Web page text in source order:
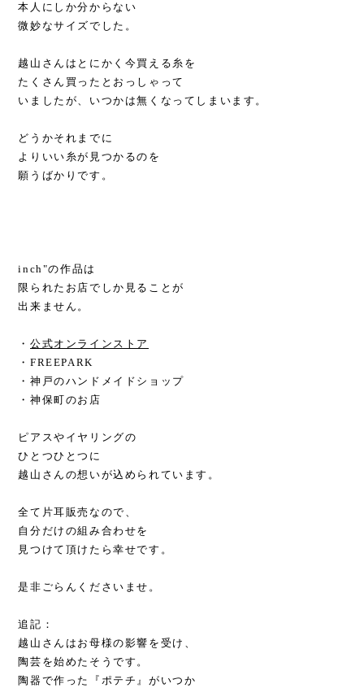
本人にしか分からない
微妙なサイズでした。
越山さんはとにかく今買える糸を
たくさん買ったとおっしゃって
いましたが、いつかは無くなってしまいます。
どうかそれまでに
よりいい糸が見つかるのを
願うばかりです。
inch"の作品は
限られたお店でしか見ることが
出来ません。
・ 公式オンラインストア
・FREEPARK
・神戸のハンドメイドショップ
・神保町のお店
ピアスやイヤリングの
ひとつひとつに
越山さんの想いが込められています。
全て片耳販売なので、
自分だけの組み合わせを
見つけて頂けたら幸せです。
是非ごらんくださいませ。
追記：
越山さんはお母様の影響を受け、
陶芸を始めたそうです。
陶器で作った『ポテチ』がいつか